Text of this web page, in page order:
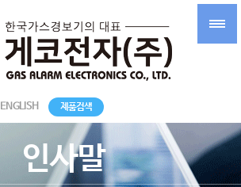
ENGLISH 제품검색
인사말